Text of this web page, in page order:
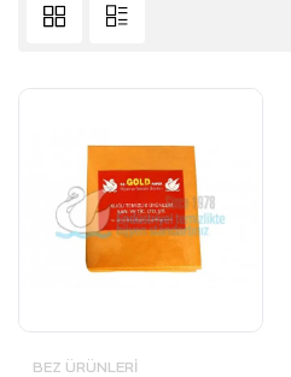
BEZ ÜRÜNLERI